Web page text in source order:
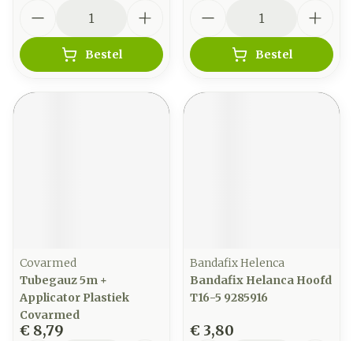
Bestel Bestel
Covarmed
Tubegauz 5m +
Applicator Plastiek
Covarmed
€ 8,79
Bandafix Helenca
Bandafix Helanca Hoofd
T16-5 9285916
€ 3,80